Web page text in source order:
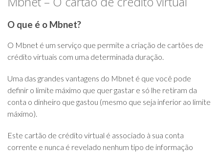
O que é o Mbnet?
O Mbnet é um serviço que permite a criação de cartões de
crédito virtuais com uma determinada duração.
Uma das grandes vantagens do Mbnet é que você pode
definir o limite máximo que quer gastar e só lhe retiram da
conta o dinheiro que gastou (mesmo que seja inferior ao limite
máximo).
Este cartão de crédito virtual é associado à sua conta
corrente e nunca é revelado nenhum tipo de informação